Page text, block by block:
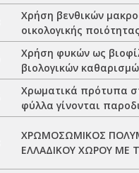
Χρήση βενθικών
οικολογικής
Χρήση φυκών ως
βιολογικών
Χρωματικά πρότυπα
φύλλα γίνονται
ΧΡΩΜΟΣΩΜΙΚΟΣ
ΕΛΛΑΔΙΚΟΥ ΧΩΡΟΥ ΜΕ